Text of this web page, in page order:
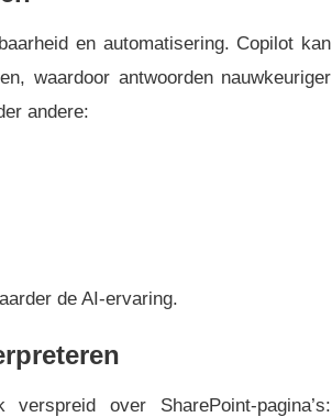
en automatisering. Copilot kan
waardoor antwoorden nauwkeuriger
andere:
de AI-ervaring.
over SharePoint-pagina’s: